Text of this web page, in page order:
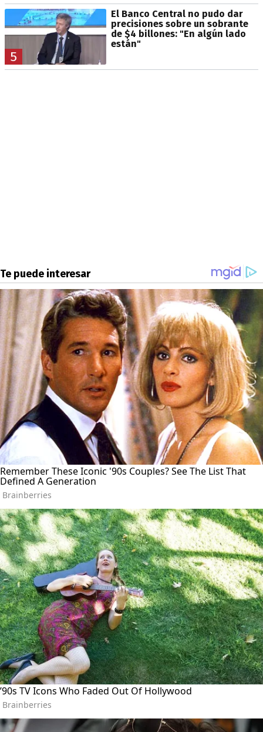
5
El Banco Central no pudo dar
precisiones sobre un sobrante
de $4 billones: "En algún lado
están"